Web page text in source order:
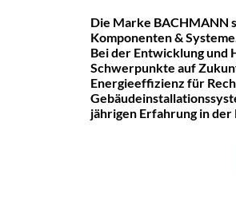
Die Marke
Komponenten &
Bei der Entwicklung und
Schwerpunkte auf
Energieeffizienz für
jährigen Erfahrung in